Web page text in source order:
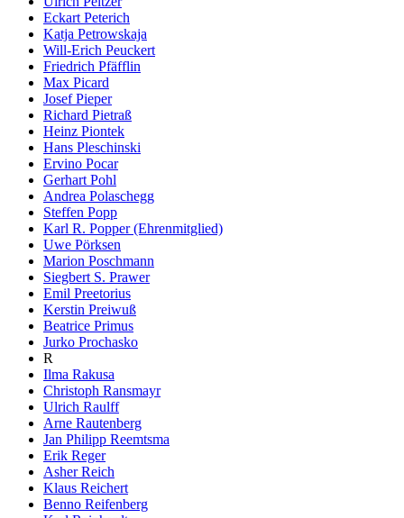
Eckart Peterich
Katja Petrowskaja
Will-Erich Peuckert
Friedrich Pfäfflin
Max Picard
Josef Pieper
Richard Pietraß
Heinz Piontek
Hans Pleschinski
Ervino Pocar
Gerhart Pohl
Andrea Polaschegg
Steffen Popp
Karl R. Popper (Ehrenmitglied)
Uwe Pörksen
Marion Poschmann
Siegbert S. Prawer
Emil Preetorius
Kerstin Preiwuß
Beatrice Primus
Jurko Prochasko
R
Ilma Rakusa
Christoph Ransmayr
Ulrich Raulff
Arne Rautenberg
Jan Philipp Reemtsma
Erik Reger
Asher Reich
Klaus Reichert
Benno Reifenberg